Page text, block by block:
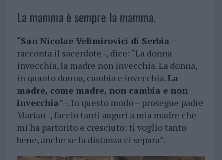
La mamma è sempre la mamma.
“San Nicolae Velimirovici di Serbia –
racconta il sacerdote -, dice: “La donna
invecchia, la madre non invecchia. La donna,
in quanto donna, cambia e invecchia.La
madre, come madre, non cambia e non
invecchia” -. In questo modo – prosegue padre
Marian -, faccio tanti auguri a mia madre che
mi ha partorito e cresciuto: ti voglio tanto
bene, anche se la distanza ci separa”.